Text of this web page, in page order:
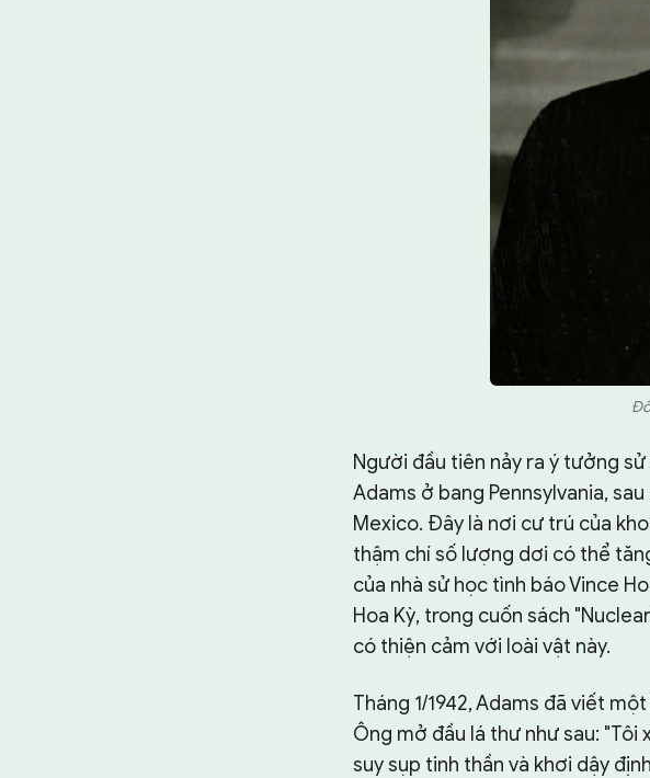
Người đầu tiên nảy ra ý tưởng
Adams ở bang Pennsylvania,
Mexico. Đây là nơi cư trú của
thậm chí số lượng dơi có thể
của nhà sử học tình báo Vince
Hoa Kỳ, trong cuốn sách
có thiện cảm với loài vật này.
Tháng 1/1942, Adams đã viết
Ông mở đầu lá thư như sau:
suy sụp tinh thần và khơi dậy